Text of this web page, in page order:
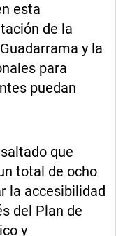
esta
de la
y la
para
puedan
que
total de ocho
la accesibilidad
del Plan de
y